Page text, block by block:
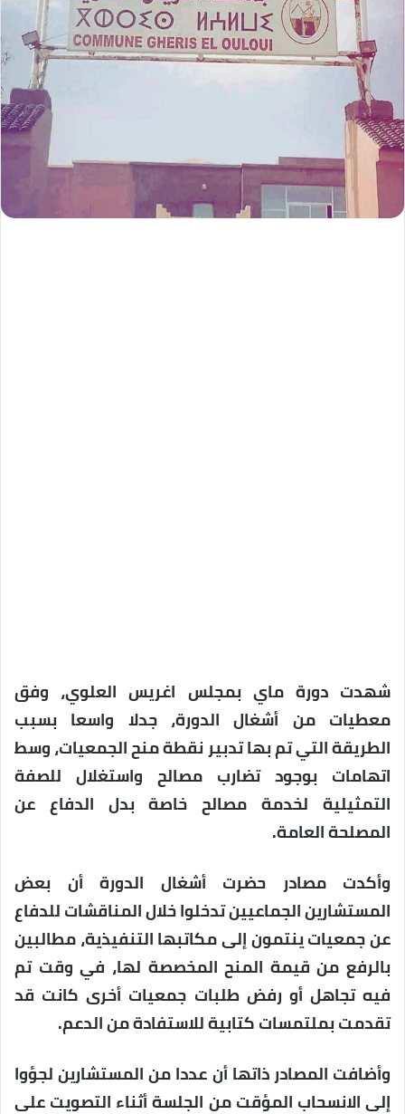
شهدت دورة ماي بمجلس اغريس العلوي، وفق
معطيات من أشغال الدورة، جدلا واسعا بسبب
الطريقة التي تم بها تدبير نقطة منح الجمعيات، وسط
اتهامات بوجود تضارب مصالح واستغلال للصفة
التمثيلية لخدمة مصالح خاصة بدل الدفاع عن
المصلحة العامة.
وأكدت مصادر حضرت أشغال الدورة أن بعض
المستشارين الجماعيين تدخلوا خلال المناقشات للدفاع
عن جمعيات ينتمون إلى مكاتبها التنفيذية، مطالبين
بالرفع من قيمة المنح المخصصة لها، في وقت تم
فيه تجاهل أو رفض طلبات جمعيات أخرى كانت قد
تقدمت بملتمسات كتابية للاستفادة من الدعم.
وأضافت المصادر ذاتها أن عددا من المستشارين لجؤوا
إلى الانسحاب المؤقت من الجلسة أثناء التصويت على